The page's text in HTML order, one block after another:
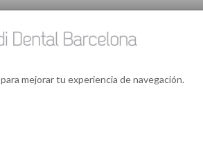
¿Te
mejorar tu experiencia de navegación.